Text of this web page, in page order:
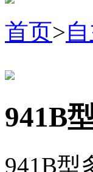
首页>
941B
941B型